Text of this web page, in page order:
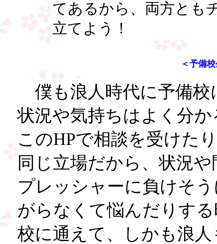
てあるから、両方とも
立てよう！
＜予備
僕も浪人時代に予備校
状況や気持ちはよく分
このHPで相談を受けた
同じ立場だから、状況
プレッシャーに負けそ
がらなくて悩んだりす
校に通えて、しかも浪